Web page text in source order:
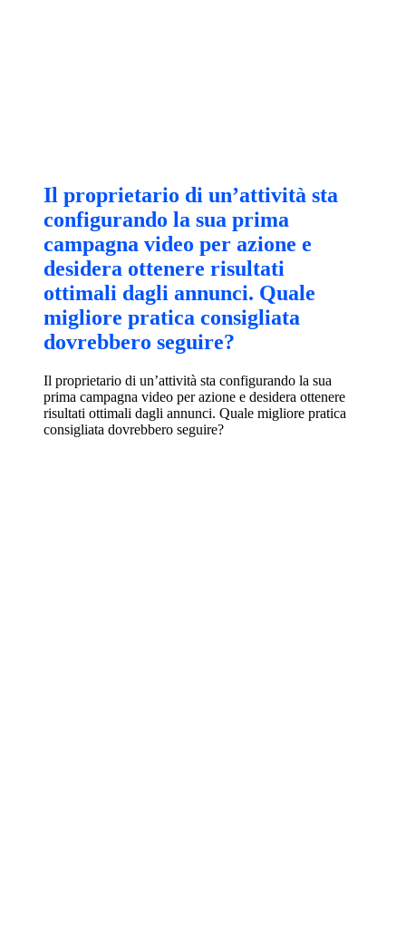
Il proprietario di un’attività sta
configurando la sua prima
campagna video per azione e
desidera ottenere risultati
ottimali dagli annunci. Quale
migliore pratica consigliata
dovrebbero seguire?
Il proprietario di un’attività sta configurando la sua
prima campagna video per azione e desidera ottenere
risultati ottimali dagli annunci. Quale migliore pratica
consigliata dovrebbero seguire?